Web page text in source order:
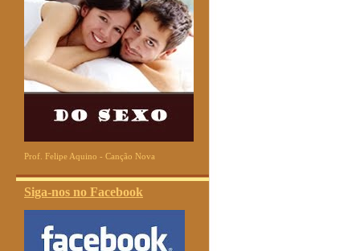
Prof. Felipe Aquino - Canção Nova
Siga-nos no Facebook